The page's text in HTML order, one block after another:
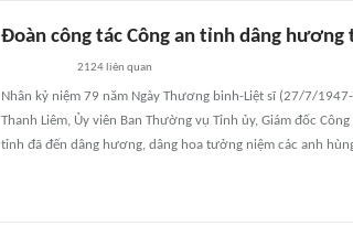
Đoàn công tác Công an tỉnh dâng
2124 liên quan
Nhân kỷ niệm 79 năm Ngày Thương binh-Liệt sĩ (27/7/
Thanh Liêm, Ủy viên Ban Thường vụ Tỉnh ủy, Giám đốc
tỉnh đã đến dâng hương, dâng hoa tưởng niệm các anh